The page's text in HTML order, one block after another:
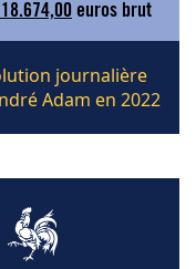
euros brut
journalière
Adam en 2022